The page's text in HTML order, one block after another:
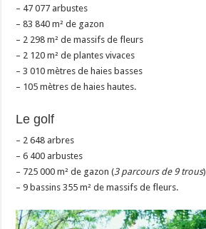
– 47 077 arbustes
– 83 840 m² de gazon
– 2 298 m² de massifs de fleurs
– 2 120 m² de plantes vivaces
– 3 010 mètres de haies basses
– 105 mètres de haies hautes.
Le golf
– 2 648 arbres
– 6 400 arbustes
– 725 000 m² de gazon (3 parcours de 9 trous)
– 9 bassins 355 m² de massifs de fleurs.